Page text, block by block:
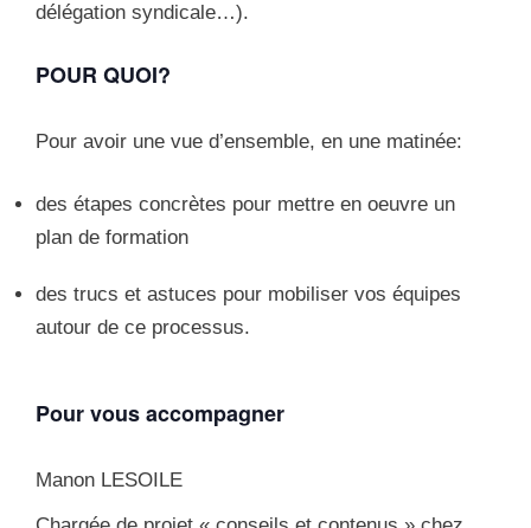
délégation syndicale…).
POUR QUOI?
Pour avoir une vue d’ensemble, en une matinée:
des étapes concrètes pour mettre en oeuvre un
plan de formation
des trucs et astuces pour mobiliser vos équipes
autour de ce processus.
Pour vous accompagner
Manon LESOILE